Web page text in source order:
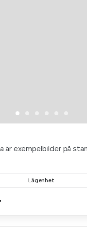
är exempelbilder på
Lägenhet